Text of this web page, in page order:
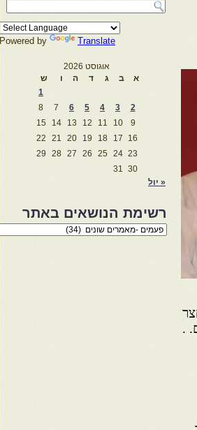
.
Powered by Translate
אוגוסט 2026
א
ב ג ד ה ו
ש
1
2
3
4
5
6
7
8
9
10
11
12
13
14
15
16
17
18
19
20
21
22
23
24
25
26
27
28
29
30
31
« יול
רשימת הנושאים באתר
רשימת
הנושאים